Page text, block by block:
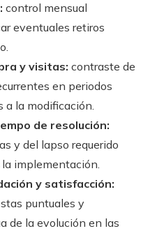
control mensual
eventuales retiros
y visitas: contraste de
en periodos
a la modificación.
de resolución:
y del lapso requerido
implementación.
y satisfacción:
puntuales y
de la evolución en las